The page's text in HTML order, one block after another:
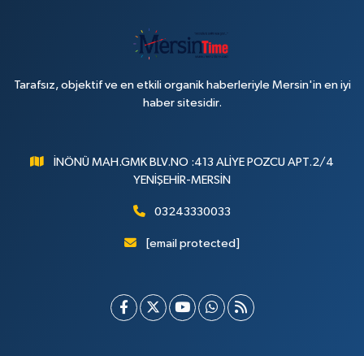
Tarafsız, objektif ve en etkili organik haberleriyle Mersin'in en iyi
haber sitesidir.
İNÖNÜ MAH.GMK BLV.NO :413 ALİYE POZCU APT.2/4
YENİŞEHİR-MERSİN
03243330033
[email protected]